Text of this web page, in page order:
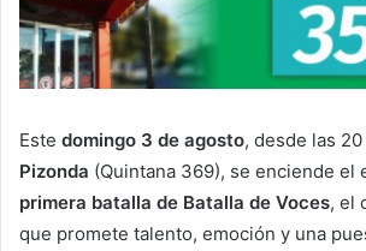
Este domingo 3 de agosto, desde las
Pizonda (Quintana 369), se enciende el
primera batalla de Batalla de Voces, el
que promete talento, emoción y una